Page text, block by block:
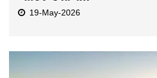
19-May-2026